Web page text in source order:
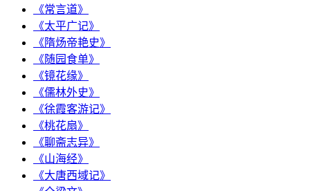
《常言道》
《太平广记》
《隋炀帝艳史》
《随园食单》
《镜花缘》
《儒林外史》
《徐霞客游记》
《桃花扇》
《聊斋志异》
《山海经》
《大唐西域记》